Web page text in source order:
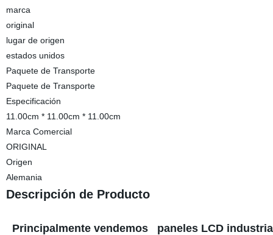
marca
original
lugar de origen
estados unidos
Paquete de Transporte
Paquete de Transporte
Especificación
11.00cm * 11.00cm * 11.00cm
Marca Comercial
ORIGINAL
Origen
Alemania
Descripción de Producto
Principalmente vendemos paneles LCD